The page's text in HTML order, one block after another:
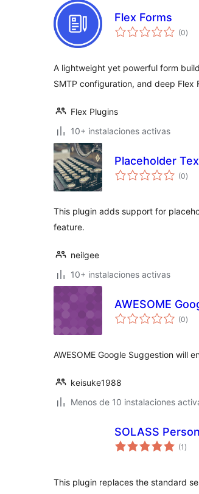
Flex Forms
(0total
)
A lightweight yet powerful form
SMTP configuration, and deep Flex
Flex Plugins
10+ instalaciones activas
Placeholder
(0total
)
This plugin adds support for
feature.
neilgee
10+ instalaciones activas
AWESOME
(0total
)
AWESOME Google Suggestion will
keisuke1988
Menos de 10 instalaciones
SOLASS
(1total
)
This plugin replaces the standard